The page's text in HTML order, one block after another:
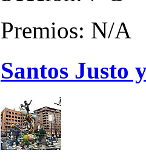
Premios: N/A
Santos Justo